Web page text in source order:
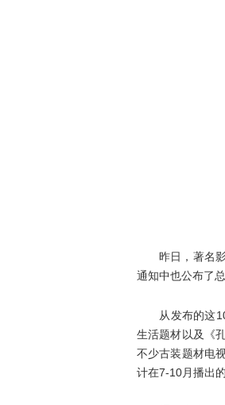
昨日，著名影
通知中也公布了
从发布的这100
生活题材以及《
不少古装题材电
计在7-10月播出